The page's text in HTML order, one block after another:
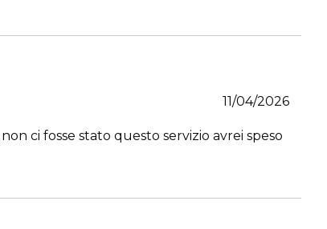
11/04/2026
ci fosse stato questo servizio avrei speso